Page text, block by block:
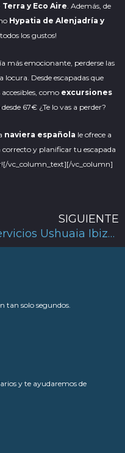
Terra y Eco Aire . Además, de
Hypatia de Alenjadría y
los gustos!
más emocionante , perderse las
Desde escapadas que
como excursiones
67€ ¿Te lo vas a perder?
naviera española le ofrece a
correcto y planificar tu escapada
[/vc_column_text][/vc_column]
SIGUIENTE
Servicios Ushuaia Ibiza: Un hotel de lujo a tu alcance
tan solo segundos.
y te ayudaremos de